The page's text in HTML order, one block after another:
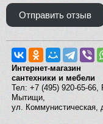
Отправить отзыв
Интернет-магазин
сантехники и мебели
Тел: +7 (495) 920-65-66,
Мытищи,
ул. Коммунистическая,